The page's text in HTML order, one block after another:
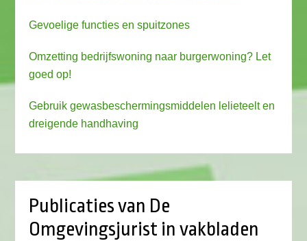
Gevoelige functies en spuitzones
Omzetting bedrijfswoning naar burgerwoning? Let
goed op!
Gebruik gewasbeschermingsmiddelen lelieteelt en
dreigende handhaving
Publicaties van De
Omgevingsjurist in vakbladen